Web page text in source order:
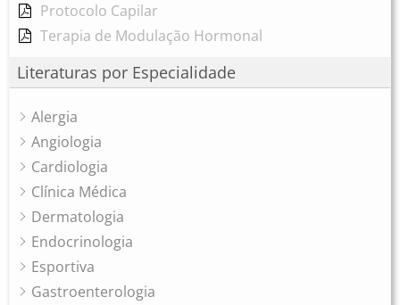
Protocolo Capilar
Terapia de Modulação Hormonal
Literaturas por Especialidade
Alergia
Angiologia
Cardiologia
Clínica Médica
Dermatologia
Endocrinologia
Esportiva
Gastroenterologia